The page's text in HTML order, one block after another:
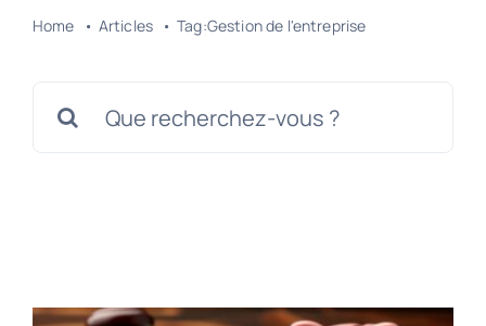
Contact
Home Articles Tag:Gestion de l'entreprise